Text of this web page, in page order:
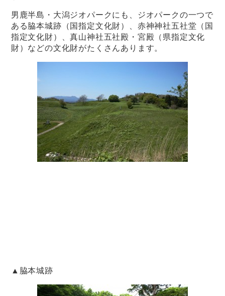
男鹿半島・大潟ジオパークにも、ジオパークの一つで
ある脇本城跡（国指定文化財） 、 赤神神社五社堂（国
指定文化財）
、真山神社五社殿・宮殿（県指定文化
財） などの文化財がたくさんあります。
▲脇本城跡